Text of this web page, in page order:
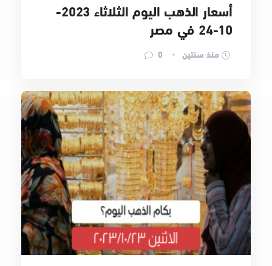
أسعار الذهب اليوم الثلاثاء 2023-
10-24 في مصر
منذ سنتين